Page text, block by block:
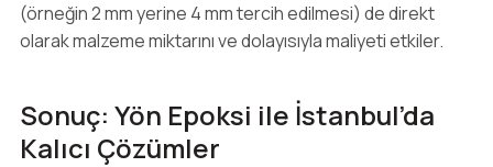
(örneğin 2 mm yerine 4 mm tercih edilmesi) de direkt
olarak malzeme miktarını ve dolayısıyla maliyeti etkiler.
Sonuç: Yön Epoksi ile İstanbul’da
Kalıcı Çözümler